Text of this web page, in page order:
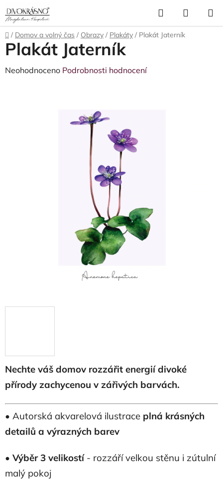
na
obsah
Hledat
KOŠÍK
Domů
/ Domov a volný čas / Obrazy / Plakáty / Plakát Jaterník
Nechte váš domov rozzářit energií divoké
přírody zachycenou v zářivých barvách.
• Autorská akvarelová ilustrace plná krásných
detailů a výrazných barev
• Výběr 3 velikostí- rozzáří velkou stěnu i zútulní
malý pokoj
Plakát Jaterník
Průměrné
Neohodnoceno Podrobnosti hodnocení